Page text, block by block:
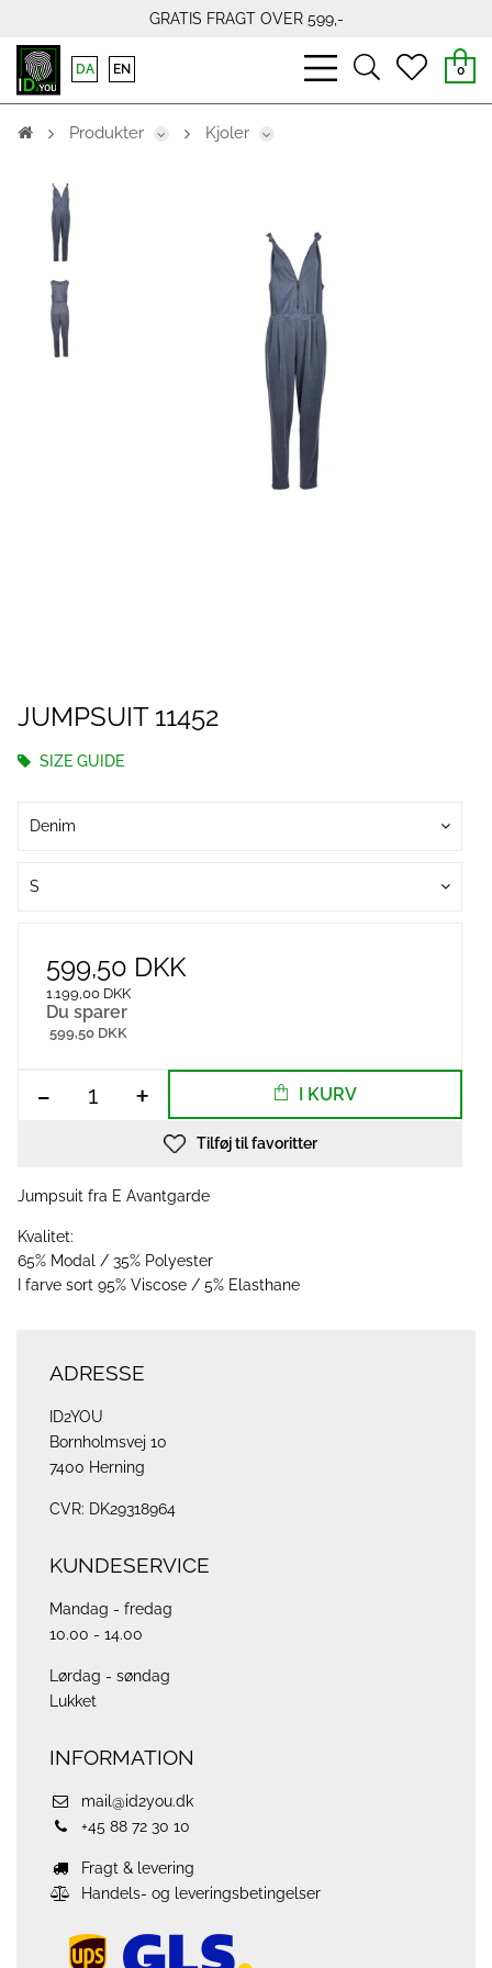
GRATIS FRAGT OVER 599,-
bars
light
searchheart
0
DA EN
Produkter Kjoler
JUMPSUIT 11452
SIZE GUIDE
Denim
S
599,50 DKK
1.199,00 DKK
Du sparer
599,50 DKK
- + I KURV
Tilføj til favoritter
Jumpsuit fra E Avantgarde
Kvalitet:
65% Modal / 35% Polyester
I farve sort 95% Viscose / 5% Elasthane
ADRESSE
ID2YOU
Bornholmsvej 10
7400 Herning
CVR: DK29318964
KUNDESERVICE
Mandag - fredag
10.00 - 14.00
Lørdag - søndag
Lukket
INFORMATION
mail@id2you.dk
+45 88 72 30 10
Fragt & levering
Handels- og leveringsbetingelser
ups